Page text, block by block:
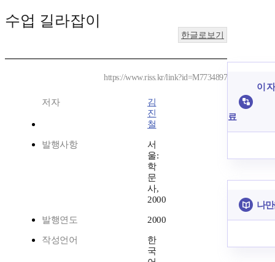
수업 길라잡이
한글로보기
https://www.riss.kr/link?id=M7734897
저자
김
진
철
발행사항
서
울:
학
문
사,
2000
발행연도 2000
작성언어
한
국
이
료
나